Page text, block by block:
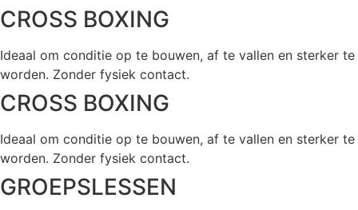
CROSS BOXING
Ideaal om conditie op te bouwen, af te vallen en sterker te
worden. Zonder fysiek contact.
CROSS BOXING
Ideaal om conditie op te bouwen, af te vallen en sterker te
worden. Zonder fysiek contact.
GROEPSLESSEN